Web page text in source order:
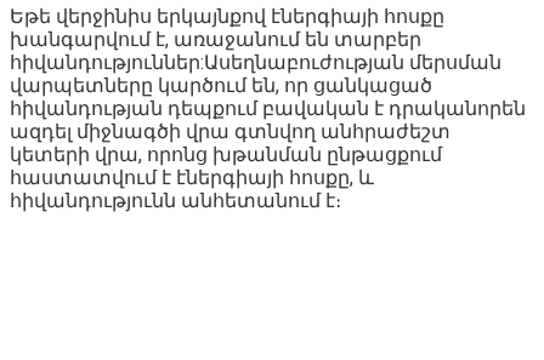
Եթե վերջինիս երկայնքով էներգիայի հոսքը
խանգարվում է, առաջանում են տարբեր
հիվանդություններ:Ասեղնաբուժության մերսման
վարպետները կարծում են, որ ցանկացած
հիվանդության դեպքում բավական է դրականորեն
ազդել միջնագծի վրա գտնվող անհրաժեշտ
կետերի վրա, որոնց խթանման ընթացքում
հաստատվում է էներգիայի հոսքը, և
հիվանդությունն անհետանում է։